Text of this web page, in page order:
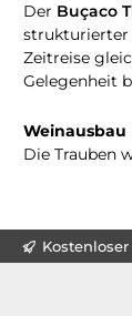
Der Buçaco
strukturierter
Zeitreise
Gelegenheit
Weinausbau
Die Trauben